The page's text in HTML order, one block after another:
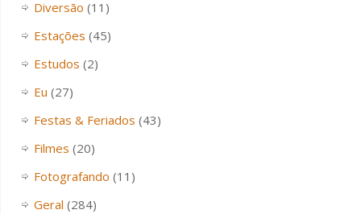
Diversão (11)
Estações (45)
Estudos (2)
Eu (27)
Festas & Feriados (43)
Filmes (20)
Fotografando (11)
Geral (284)